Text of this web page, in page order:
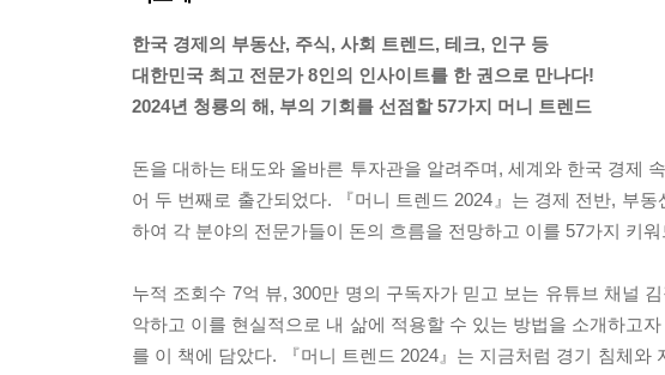
한국 경제의 부동산, 주식, 사회 트렌드, 테크, 인구 등
대한민국 최고 전문가 8인의 인사이트를 한 권으로 만나다!
2024년 청룡의 해, 부의 기회를 선점할 57가지 머니 트렌드
돈을 대하는 태도와 올바른 투자관을 알려주며, 세계와 한국 경제
어 두 번째로 출간되었다. 『머니 트렌드 2024』는 경제 전반, 부
하여 각 분야의 전문가들이 돈의 흐름을 전망하고 이를 57가지 키
누적 조회수 7억 뷰, 300만 명의 구독자가 믿고 보는 유튜브 채널
악하고 이를 현실적으로 내 삶에 적용할 수 있는 방법을 소개하고
를 이 책에 담았다. 『머니 트렌드 2024』는 지금처럼 경기 침체